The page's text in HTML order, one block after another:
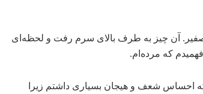
آن چیز به طرف بالای سرم رفت و لحظه‌ای
که مرده‌ام.
احساس شعف و هیجان بسیاری داشتم زیرا